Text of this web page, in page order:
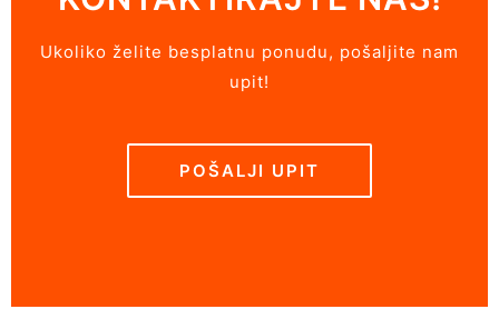
Ukoliko želite besplatnu ponudu, pošaljite nam
upit!
POŠALJI UPIT